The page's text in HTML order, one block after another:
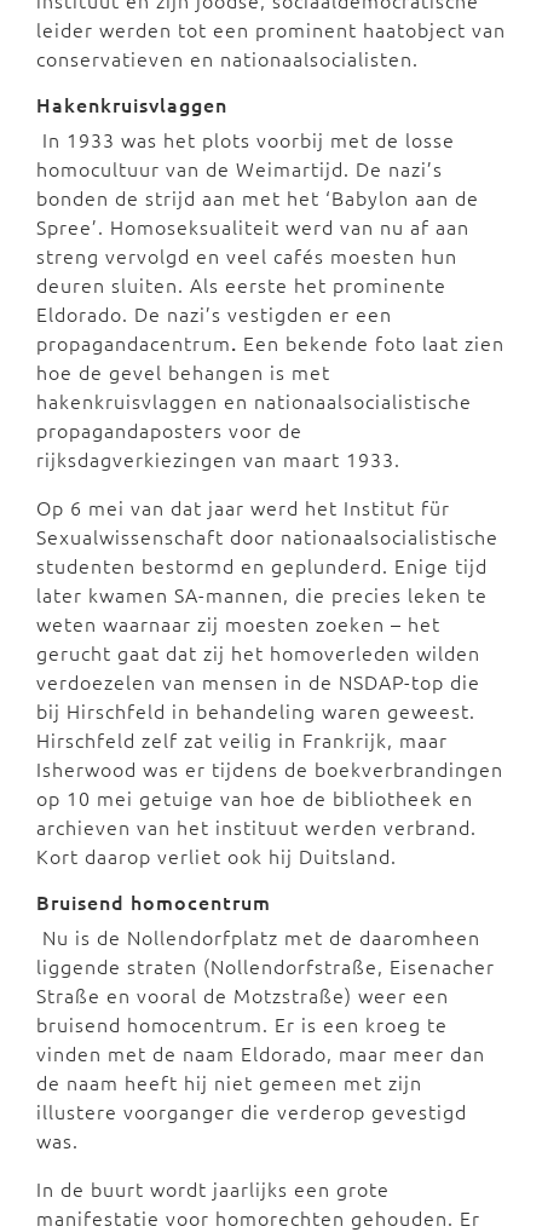
leider werden tot een prominent haatobject van
conservatieven en nationaalsocialisten.
Hakenkruisvlaggen
In 1933 was het plots voorbij met de losse
homocultuur van de Weimartijd. De nazi’s
bonden de strijd aan met het ‘Babylon aan de
Spree’. Homoseksualiteit werd van nu af aan
streng vervolgd en veel cafés moesten hun
deuren sluiten. Als eerste het prominente
Eldorado. De nazi’s vestigden er een
propagandacentrum. Een bekende foto laat zien
hoe de gevel behangen is met
hakenkruisvlaggen en nationaalsocialistische
propagandaposters voor de
rijksdagverkiezingen van maart 1933.
Op 6 mei van dat jaar werd het Institut für
Sexualwissenschaft door nationaalsocialistische
studenten bestormd en geplunderd. Enige tijd
later kwamen SA-mannen, die precies leken te
weten waarnaar zij moesten zoeken – het
gerucht gaat dat zij het homoverleden wilden
verdoezelen van mensen in de NSDAP-top die
bij Hirschfeld in behandeling waren geweest.
Hirschfeld zelf zat veilig in Frankrijk, maar
Isherwood was er tijdens de boekverbrandingen
op 10 mei getuige van hoe de bibliotheek en
archieven van het instituut werden verbrand.
Kort daarop verliet ook hij Duitsland.
Bruisend homocentrum
Nu is de Nollendorfplatz met de daaromheen
liggende straten (Nollendorfstraße, Eisenacher
Straße en vooral de Motzstraße) weer een
bruisend homocentrum. Er is een kroeg te
vinden met de naam Eldorado, maar meer dan
de naam heeft hij niet gemeen met zijn
illustere voorganger die verderop gevestigd
was.
In de buurt wordt jaarlijks een grote
manifestatie voor homorechten gehouden. Er